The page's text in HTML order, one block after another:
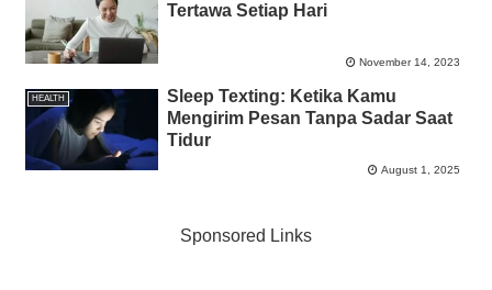
Tertawa Setiap Hari
November 14, 2023
HEALTH
Sleep Texting: Ketika Kamu
Mengirim Pesan Tanpa Sadar Saat
Tidur
August 1, 2025
Sponsored Links